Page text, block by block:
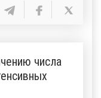
числа